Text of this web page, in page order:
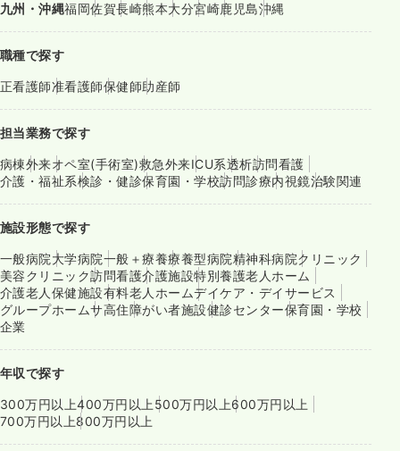
九州・沖縄福岡佐賀長崎熊本大分宮崎鹿児島沖縄
職種で探す
正看護師准看護師保健師助産師
担当業務で探す
病棟外来オペ室(手術室)救急外来ICU系透析訪問看護
介護・福祉系検診・健診保育園・学校訪問診療内視鏡治験関連
施設形態で探す
一般病院大学病院一般＋療養療養型病院精神科病院クリニック
美容クリニック訪問看護介護施設特別養護老人ホーム
介護老人保健施設有料老人ホームデイケア・デイサービス
グループホームサ高住障がい者施設健診センター保育園・学校
企業
年収で探す
300万円以上400万円以上 500万円以上600万円以上
700万円以上800万円以上